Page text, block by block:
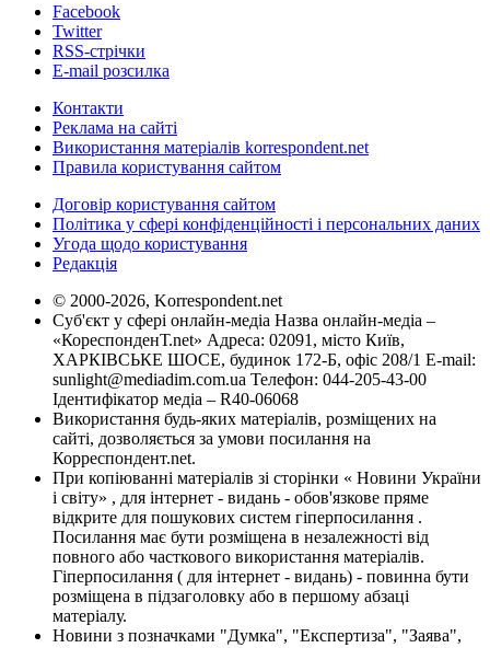
Facebook
Twitter
RSS-стрічки
E-mail розсилка
Контакти
Реклама на сайті
Використання матеріалів korrespondent.net
Правила користування сайтом
Договір користування сайтом
Політика у сфері конфіденційності і персональних даних
Угода щодо користування
Редакція
© 2000-2026, Korrespondent.net
Суб'єкт у сфері онлайн-медіа Назва онлайн-медіа –
«КореспонденТ.net» Адреса: 02091, місто Київ,
ХАРКІВСЬКЕ ШОСЕ, будинок 172-Б, офіс 208/1 E-mail:
sunlight@mediadim.com.ua Телефон: 044-205-43-00
Ідентифікатор медіа – R40-06068
Використання будь-яких матеріалів, розміщених на
сайті, дозволяється за умови посилання на
Корреспондент.net.
При копіюванні матеріалів зі сторінки « Новини України
і світу» , для інтернет - видань - обов'язкове пряме
відкрите для пошукових систем гіперпосилання .
Посилання має бути розміщена в незалежності від
повного або часткового використання матеріалів.
Гіперпосилання ( для інтернет - видань) - повинна бути
розміщена в підзаголовку або в першому абзаці
матеріалу.
Новини з позначками "Думка", "Експертиза", "Заява",